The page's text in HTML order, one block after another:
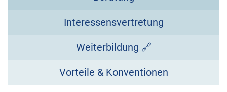
Interessensvertretung
Weiterbildung 🔗
Vorteile & Konventionen